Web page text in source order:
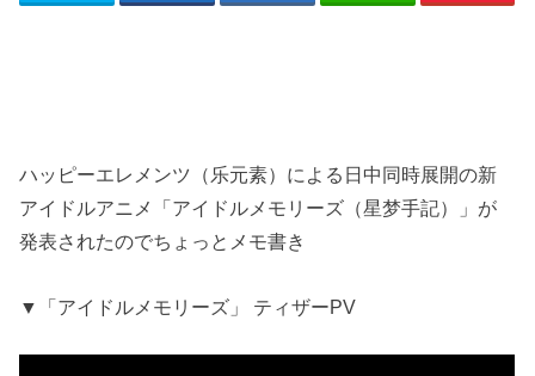
ハッピーエレメンツ（乐元素）による日中同時展開の新
アイドルアニメ「アイドルメモリーズ（星梦手記）」が
発表されたのでちょっとメモ書き
▼「アイドルメモリーズ」 ティザーPV